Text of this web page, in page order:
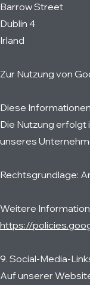
Barrow Street
Dublin 4
Irland
Zur Nutzung von
Diese
Die Nutzung
unseres
Rechtsgrundlage:
Weitere
https://
9. Social-Media-
Auf unserer